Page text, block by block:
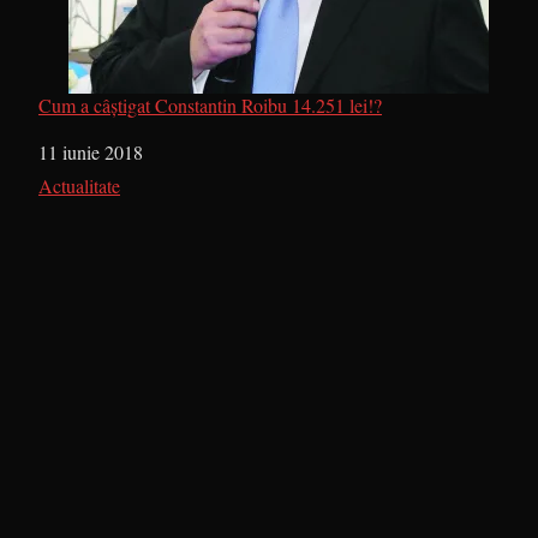
Cum a câștigat Constantin Roibu 14.251 lei!?
Dată
11 iunie 2018
În legătură cu
Actualitate